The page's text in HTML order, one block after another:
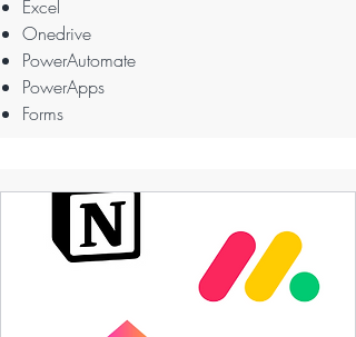
Excel
Onedrive
PowerAutomate
PowerApps
Forms